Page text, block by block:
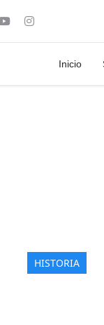
Inicio
HISTORIA